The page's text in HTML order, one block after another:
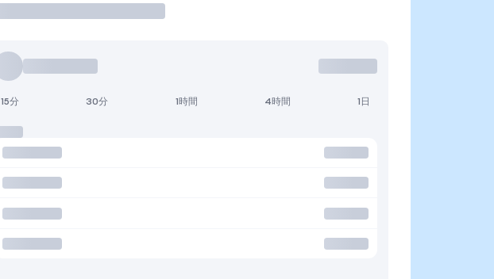
15分 30分 1時間 4時間 1日